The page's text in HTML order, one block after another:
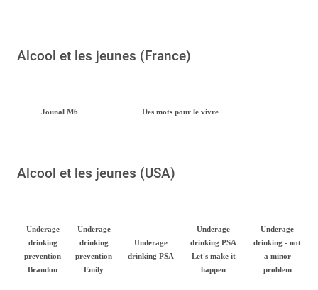
Alcool et les jeunes (France)
Jounal M6 Des mots pour le vivre
Alcool et les jeunes (USA)
Underage
drinking
prevention
Brandon
Underage
drinking
prevention
Emily
Underage
drinking PSA
Underage
drinking PSA
Let's make it
happen
Underage
drinking - not
a minor
problem